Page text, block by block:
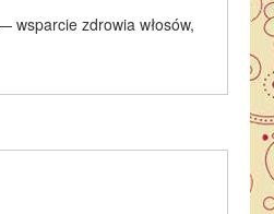
wsparcie zdrowia włosów,